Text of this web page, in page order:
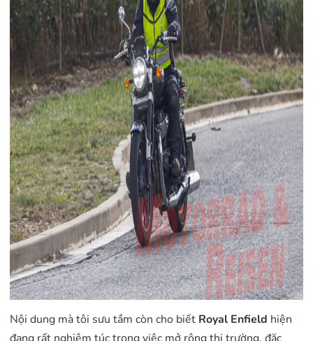
Nội dung mà tôi sưu tầm còn cho biết Royal Enfield hiện
đang rất nghiêm túc trong việc mở rộng thị trường, đặc